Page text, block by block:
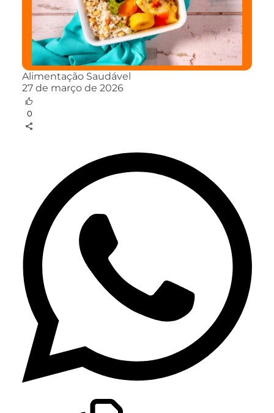
Alimentação Saudável
27 de março de 2026
0